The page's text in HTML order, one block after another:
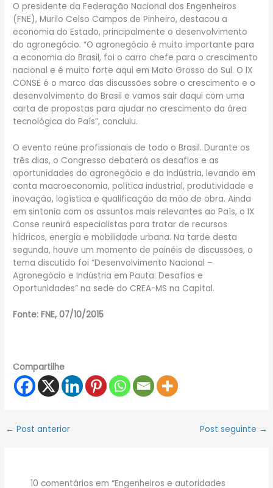
O presidente da Federação Nacional dos Engenheiros
(FNE), Murilo Celso Campos de Pinheiro, destacou a
economia do Estado, principalmente o desenvolvimento
do agronegócio. “O agronegócio é muito importante para
a economia do Brasil, foi o carro chefe para o crescimento
nacional e é muito forte aqui em Mato Grosso do Sul. O IX
CONSE é o marco das discussões sobre o crescimento e o
desenvolvimento do Brasil e vamos sair daqui com uma
carta de propostas para ajudar no crescimento da área
tecnológica do País”, concluiu.
O evento reúne profissionais de todo o Brasil. Durante os
três dias, o Congresso debaterá os desafios e as
oportunidades do agronegócio e da indústria, levando em
conta macroeconomia, política industrial, produtividade e
inovação, logística e qualificação da mão de obra. Ainda
em sintonia com os assuntos mais relevantes ao País, o IX
Conse reunirá especialistas para tratar de recursos
hídricos, energia e mobilidade urbana. Na tarde desta
segunda, houve um momento de painéis de discussões, o
tema discutido foi “Desenvolvimento Nacional –
Agronegócio e Indústria em Pauta: Desafios e
Oportunidades” na sede do CREA-MS na Capital.
Fonte: FNE, 07/10/2015
Compartilhe
← Post anterior Post seguinte →
10 comentários em “Engenheiros e autoridades